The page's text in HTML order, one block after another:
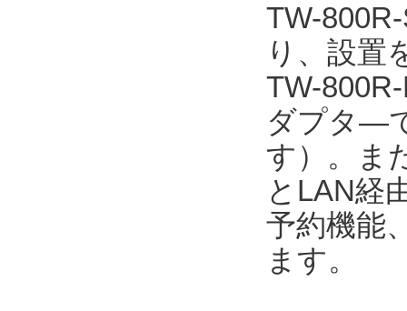
TW-
り、設置
TW-
ダプタ―
す）。ま
とLAN経
予約機能
ます。